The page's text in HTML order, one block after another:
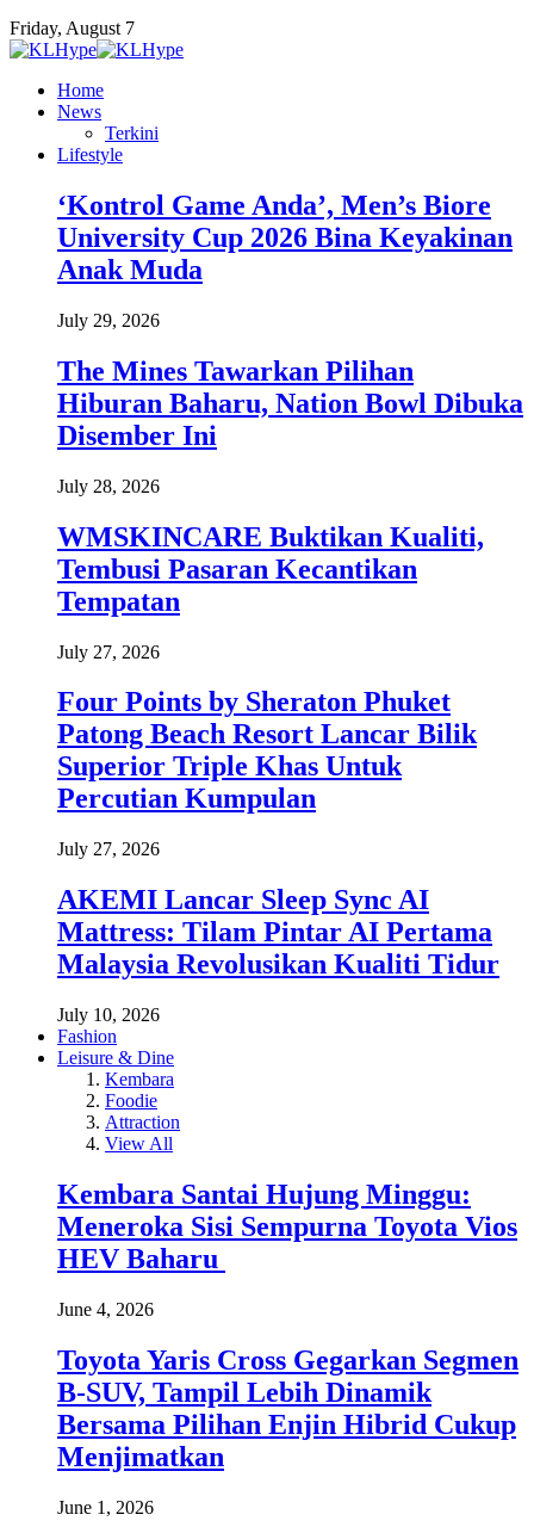
Friday, August 7
Home
News
Terkini
Lifestyle
‘Kontrol Game Anda’, Men’s Biore
University Cup 2026 Bina Keyakinan
Anak Muda
July 29, 2026
The Mines Tawarkan Pilihan
Hiburan Baharu, Nation Bowl Dibuka
Disember Ini
July 28, 2026
WMSKINCARE Buktikan Kualiti,
Tembusi Pasaran Kecantikan
Tempatan
July 27, 2026
Four Points by Sheraton Phuket
Patong Beach Resort Lancar Bilik
Superior Triple Khas Untuk
Percutian Kumpulan
July 27, 2026
AKEMI Lancar Sleep Sync AI
Mattress: Tilam Pintar AI Pertama
Malaysia Revolusikan Kualiti Tidur
July 10, 2026
Fashion
Leisure & Dine
Kembara
Foodie
Attraction
View All
Kembara Santai Hujung Minggu:
Meneroka Sisi Sempurna Toyota Vios
HEV Baharu
June 4, 2026
Toyota Yaris Cross Gegarkan Segmen
B-SUV, Tampil Lebih Dinamik
Bersama Pilihan Enjin Hibrid Cukup
Menjimatkan
June 1, 2026